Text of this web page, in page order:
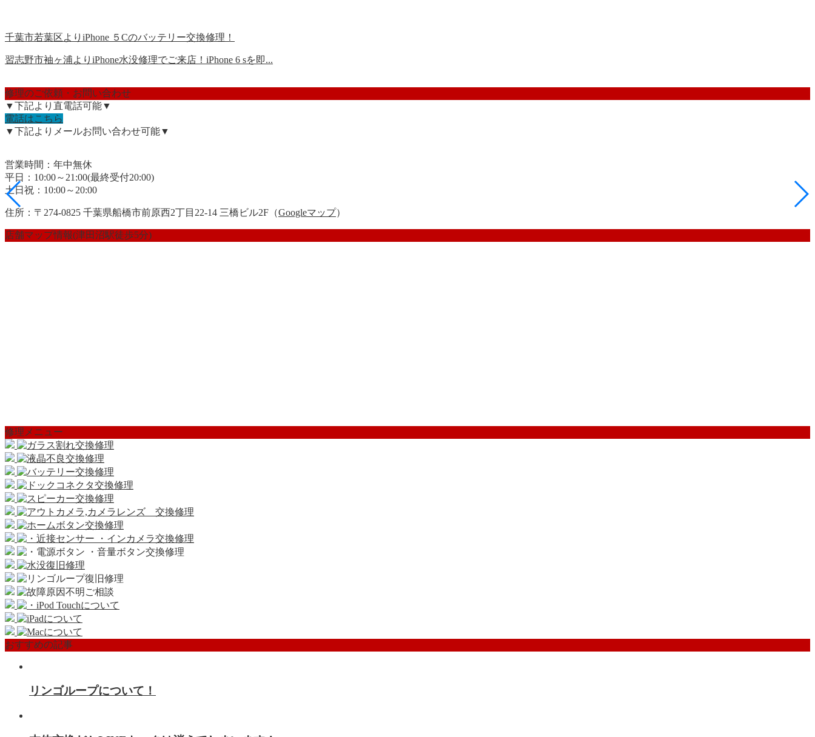
千葉市若葉区よりiPhone ５Cのバッテリー交換修理！
習志野市袖ヶ浦よりiPhone水没修理でご来店！iPhone 6 sを即...
修理のご依頼・お問い合わせ
▼下記より直電話可能▼
電話はこちら
▼下記よりメールお問い合わせ可能▼
営業時間：年中無休
平日：10:00～21:00(最終受付20:00)
土日祝：10:00～20:00
住所：〒274-0825 千葉県船橋市前原西2丁目22-14 三橋ビル2F（Googleマップ）
店舗マップ情報(津田沼駅徒歩5分)
修理メニュー
おすすめの記事
リンゴループについて！